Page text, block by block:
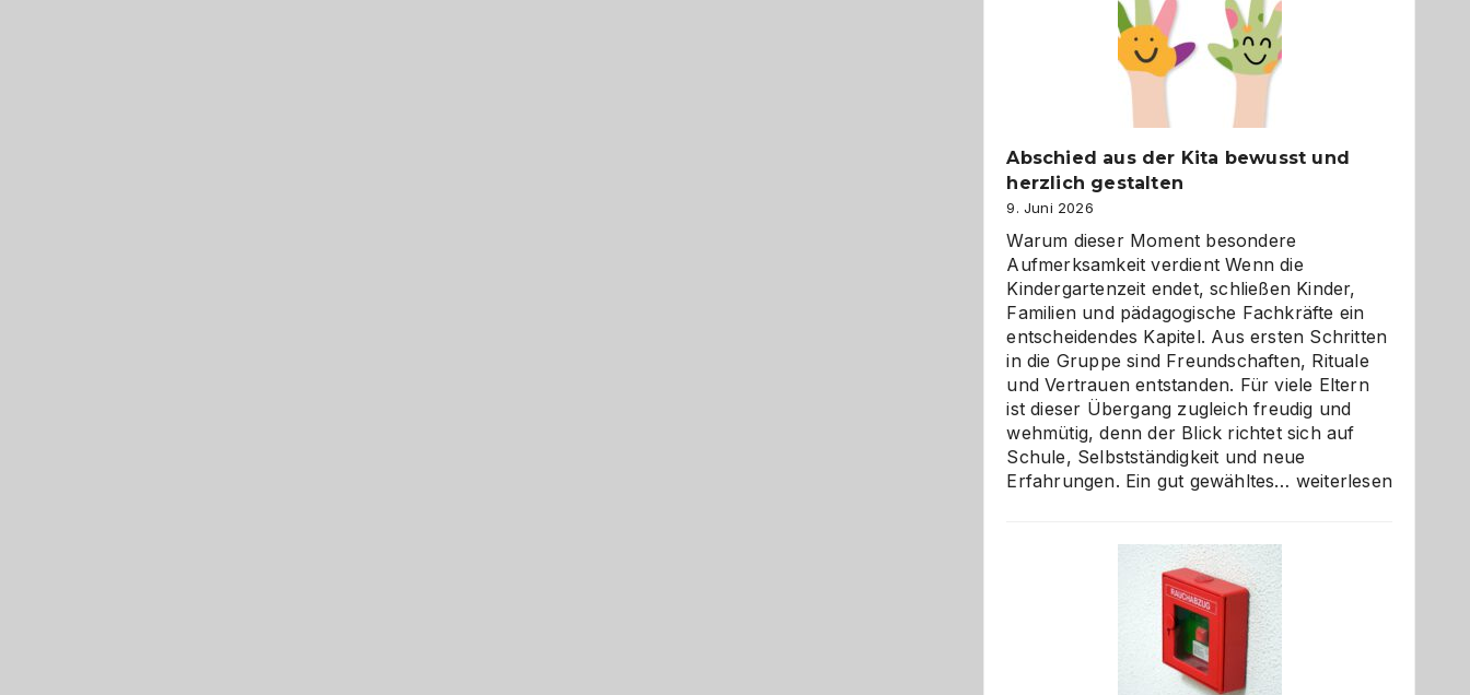
verstehen
Abschied aus der Kita bewusst und
herzlich gestalten
9. Juni 2026
Warum dieser Moment besondere
Aufmerksamkeit verdient Wenn die
Kindergartenzeit endet, schließen Kinder,
Familien und pädagogische Fachkräfte ein
entscheidendes Kapitel. Aus ersten Schritten
in die Gruppe sind Freundschaften, Rituale
und Vertrauen entstanden. Für viele Eltern
ist dieser Übergang zugleich freudig und
wehmütig, denn der Blick richtet sich auf
Schule, Selbstständigkeit und neue
Erfahrungen. Ein gut gewähltes… Abschied
weiterlesen